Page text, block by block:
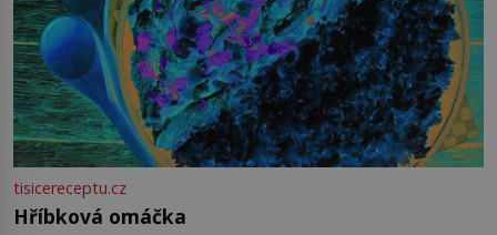
tisicereceptu.cz
Hříbková omáčka